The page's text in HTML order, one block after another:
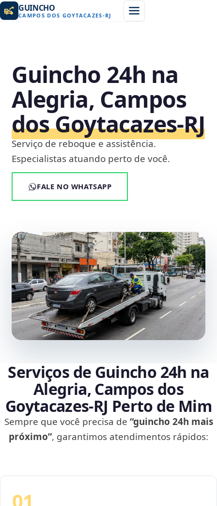
GUINCHO
CAMPOS DOS GOYTACAZES-RJ
Guincho 24h na
Alegria, Campos
dos Goytacazes‑RJ
Serviço de reboque e assistência.
Especialistas atuando perto de você.
FALE NO WHATSAPP
Serviços de Guincho 24h na
Alegria, Campos dos
Goytacazes‑RJ Perto de Mim
Sempre que você precisa de “guincho 24h mais
próximo”, garantimos atendimentos rápidos: